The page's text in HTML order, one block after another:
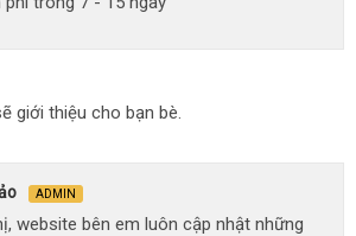
giới thiệu cho bạn bè.
ADMIN
website bên em luôn cập nhật những